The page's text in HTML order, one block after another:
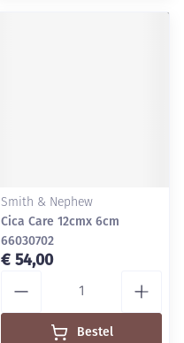
Smith & Nephew
Cica Care 12cmx 6cm
66030702
€ 54,00
Bestel